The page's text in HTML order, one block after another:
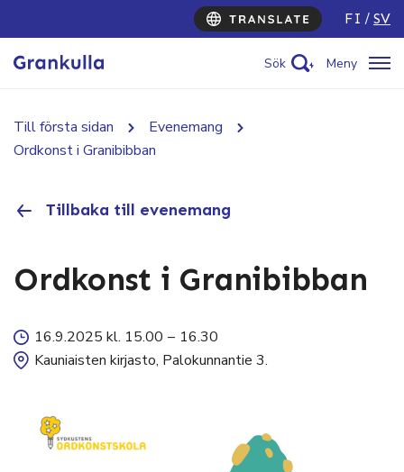
FI SV
Sök Meny
Till första sidan
Evenemang
Ordkonst i Granibibban
Tillbaka till evenemang
Ordkonst i Granibibban
16.9.2025 kl. 15.00 – 16.30
Kauniaisten kirjasto, Palokunnantie 3.